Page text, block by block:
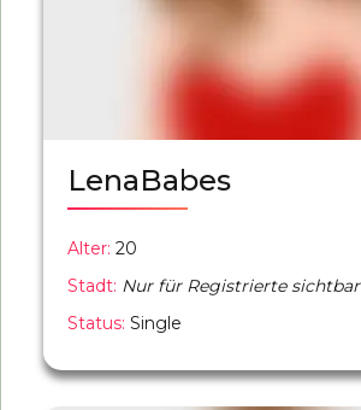
LenaBabes
Alter: 20
Stadt: Nur für Registrierte sichtbar
Status: Single